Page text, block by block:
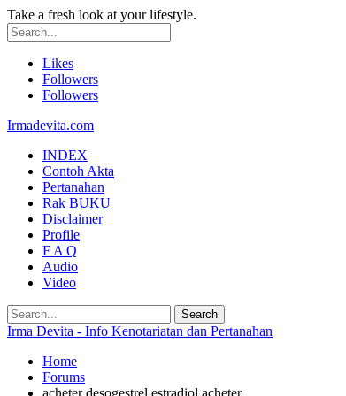
Take a fresh look at your lifestyle.
Likes
Followers
Followers
Irmadevita.com
INDEX
Contoh Akta
Pertanahan
Rak BUKU
Disclaimer
Profile
F A Q
Audio
Video
Irma Devita - Info Kenotariatan dan Pertanahan
Home
Forums
acheter desogestrel estradiol acheter